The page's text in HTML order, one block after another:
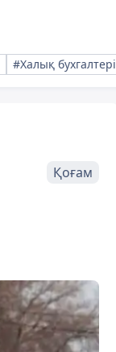
#Халық бухгалтері
Қоғам